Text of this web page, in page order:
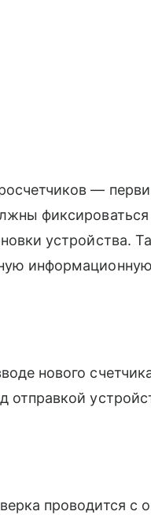
—
устройства.
нового
отправкой
проводится с